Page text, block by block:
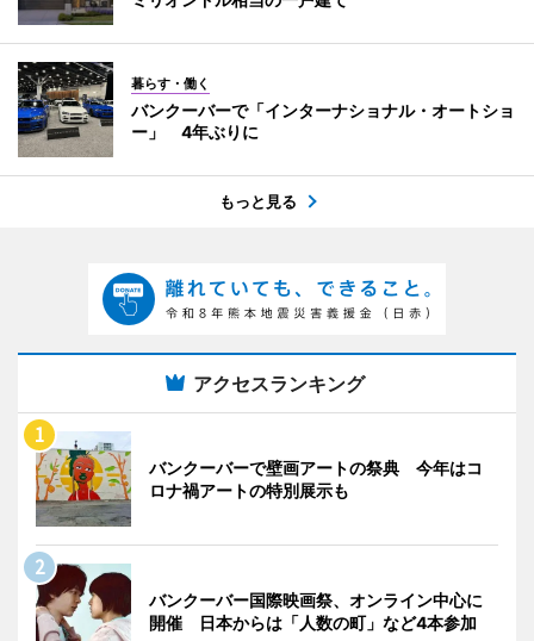
暮らす・働く
バンクーバーで「インターナショナル・オートショ
ー」 4年ぶりに
もっと見る
アクセスランキング
バンクーバーで壁画アートの祭典 今年はコ
ロナ禍アートの特別展示も
バンクーバー国際映画祭、オンライン中心に
開催 日本からは「人数の町」など4本参加